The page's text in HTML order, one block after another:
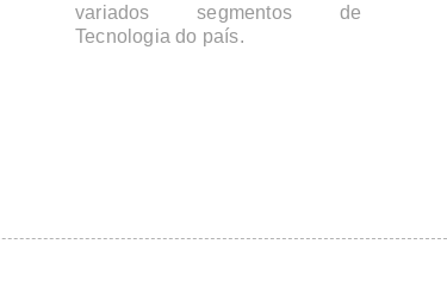
variados segmentos de
Tecnologia do país.